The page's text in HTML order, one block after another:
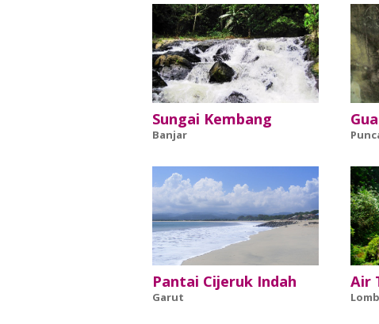
Sungai Kembang
Banjar
Pantai Cijeruk Indah
Garut
Air